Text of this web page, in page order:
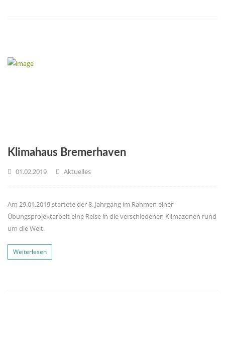
Klimahaus Bremerhaven
01.02.2019 Aktuelles
Am 29.01.2019 startete der 8. Jahrgang im Rahmen einer
Übungsprojektarbeit eine Reise in die verschiedenen Klimazonen rund
um die Welt.
Weiterlesen